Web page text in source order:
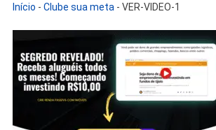
Início - Clube sua meta - VER-VIDEO-1